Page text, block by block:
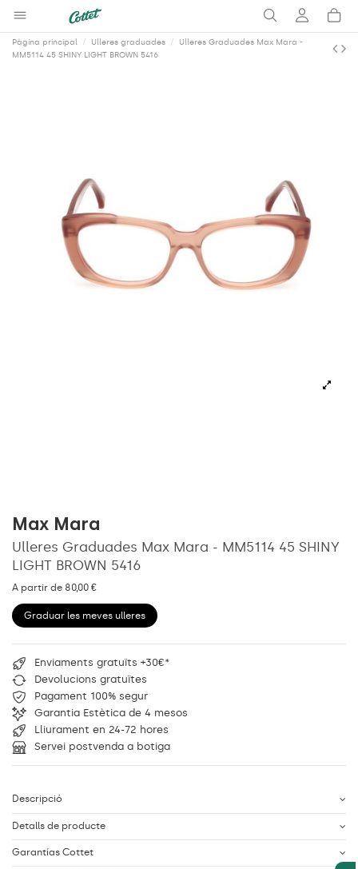
Pàgina principal Ulleres graduades
Ulleres Graduades Max Mara -
MM5114 45 SHINY LIGHT BROWN 5416
Max Mara
Ulleres Graduades Max Mara - MM5114 45 SHINY
LIGHT BROWN 5416
A partir de 80,00 €
Graduar les meves ulleres
Enviaments gratuïts +30€*
Devolucions gratuïtes
Pagament 100% segur
Garantia Estètica de 4 mesos
Lliurament en 24-72 hores
Servei postvenda a botiga
Descripció
Detalls de producte
Garantías Cottet